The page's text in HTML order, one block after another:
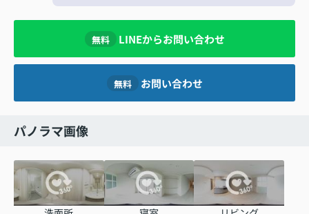
無料 LINEからお問い合わせ
無料 お問い合わせ
パノラマ画像